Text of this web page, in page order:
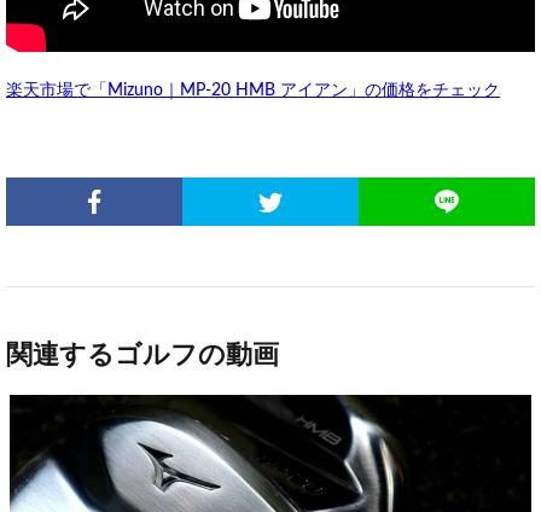
楽天市場で「Mizuno｜MP-20 HMB アイアン」の価格をチェック
関連するゴルフの動画